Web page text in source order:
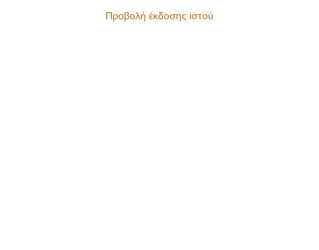
Προβολή έκδοσης ιστού